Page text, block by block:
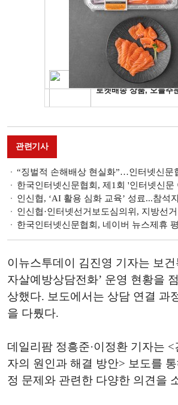
관련기사
“징벌적 손해배상 현실화”…인터넷신문협회, 언
한국인터넷신문협회, 제1회 '인터넷신문 이달
인신협, ‘AI 활용 심화 교육’ 성료...참석자 “반복업무는
인신협·인터넷선거보도심의위, 지방선거 앞두
한국인터넷신문협회, 네이버 뉴스제휴 평가 규
이뉴스투데이 김진영 기자는 보건
자살예방상담전화’ 운영 현황을
상했다. 보도에서는 상담 연결 과
을 다뤘다.
데일리팜 정흥준·이정환 기자는
자의 원인과 해결 방안> 보도를
정 문제와 관련한 다양한 의견을